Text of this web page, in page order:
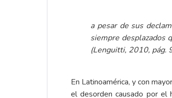
a pesar de sus
siempre desplazados
(Lenguitti, 2010, pág.
En Latinoamérica, y con
el desorden causado por el